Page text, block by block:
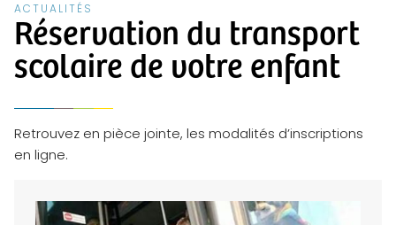
ACTUALITÉS
Réservation du transport
scolaire de votre enfant
Retrouvez en pièce jointe, les modalités d’inscriptions
en ligne.